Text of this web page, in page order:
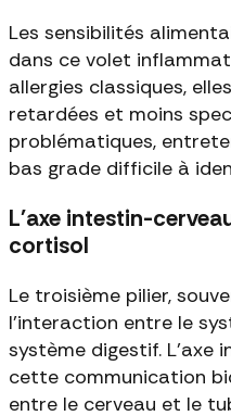
Les sensibilités
dans ce volet
allergies classiques,
retardées et moins
problématiques,
bas grade difficile à
L'axe intestin-
cortisol
Le troisième pilier,
l'interaction entre le
système digestif. L'axe
cette communication
entre le cerveau et le